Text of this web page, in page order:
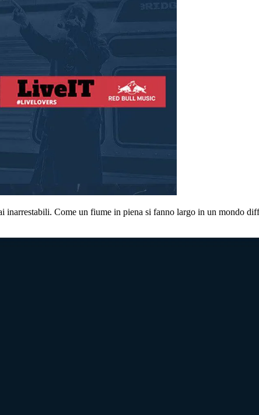
inarrestabili. Come un fiume in piena si fanno largo in un mondo